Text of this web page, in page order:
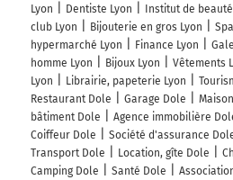
Lyon
Dentiste Lyon Institut de
club Lyon
Bijouterie en gros Lyon
hypermarché Lyon
Finance Lyon
homme Lyon
Bijoux Lyon Vêtements
Lyon
Librairie, papeterie Lyon
Restaurant Dole
Garage Dole
bâtiment Dole
Agence immobilière
Coiffeur Dole
Société d'assurance
Transport Dole
Location, gîte Dole
Camping Dole
Santé Dole